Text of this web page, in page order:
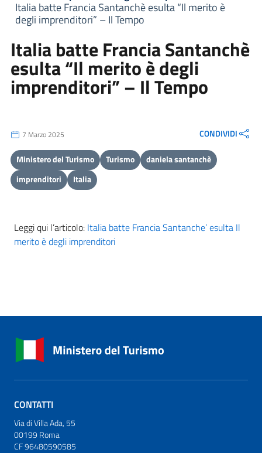
Italia batte Francia Santanchè esulta “Il merito è
degli imprenditori” – Il Tempo
Italia batte Francia Santanchè
esulta “Il merito è degli
imprenditori” – Il Tempo
7 Marzo 2025 CONDIVIDI
Ministero del Turismo Turismo
daniela santanchè
imprenditori
Italia
Leggi qui l’articolo: Italia batte Francia Santanche’ esulta Il
merito è degli imprenditori
CONTATTI
Via di Villa Ada, 55
00199 Roma
CF 96480590585